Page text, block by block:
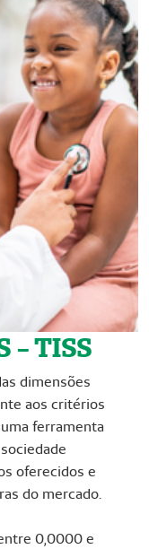
- TISS
dimensões
aos critérios
ferramenta
oferecidos e
do mercado.
0,0000 e